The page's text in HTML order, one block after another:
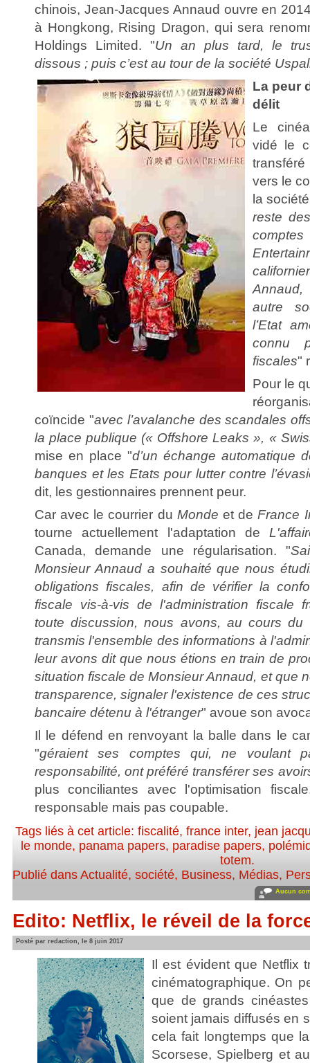
chinois, Jean-Jacques Annaud ouvre en
à Hongkong, Rising Dragon, qui sera
Holdings Limited. "Un an plus tard, le
dissous ; puis c’est au tour de la société
La peur
délit
Le
vidé le
vers le
la
reste
autre
l’Etat
connu
fiscales"
Pour le
coïncide "avec l’avalanche des scandales
la place publique (« Offshore Leaks », «
mise en place "d’un échange automatique
banques et les Etats pour lutter contre
dit, les gestionnaires prennent peur.
Car avec le courrier du Monde et deFrance
tourne actuellement l'adaptation de
Canada, demande une régularisation. "
Monsieur Annaud a souhaité que nous
obligations fiscales, afin de vérifier la
fiscale vis-à-vis de l'administration fiscale
toute discussion, nous avons, au cours du
transmis l'ensemble des informations à
leur avons dit que nous étions en train de
situation fiscale de Monsieur Annaud, et que
transparence, signaler l'existence de ces
bancaire détenu à l'étranger" avoue son
Il le défend en renvoyant la balle dans le
"géraient ses comptes qui, ne voulant
responsabilité, ont préféré transférer ses
plus conciliantes avec l'optimisation
responsable mais pas coupable.
Tags liés à cet article:fiscalité,france inter, jean
le monde, panama papers, paradise papers,
totem.
Publié dans Actualité, société, Business, Médias,
Aucun
Edito: Netflix, le réveil de la
Posté par redaction, le 8 juin 2017
Il est évident que Netflix
cinématographique. On
que de grands
soient jamais diffusés en
cela fait longtemps que
Scorsese, Spielberg et